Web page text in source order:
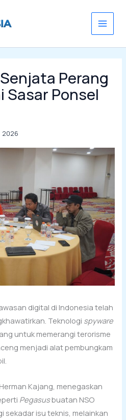
Perang
Sasar Ponsel
2026
digital di Indonesia telah
Teknologi spyware
untuk memerangi terorisme
menjadi alat pembungkam
Kajang, menegaskan
Pegasusbuatan NSO
sekadar isu teknis, melainkan